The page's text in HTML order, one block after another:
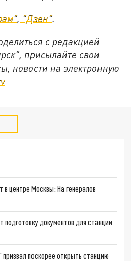
, "Дзен".
с редакцией
присылайте свои
новости на электронную
центре Москвы: На генералов
подготовку документов для станции
поскорее открыть станцию